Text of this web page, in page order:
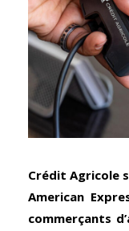
Crédit Agricole
American
commerçants